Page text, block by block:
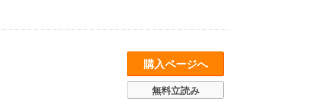
購入ページへ
無料立読み